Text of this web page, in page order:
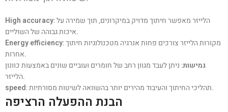
High accuracy: הלייזר מאפשר חיתוך מדויק במיקרונים, תוך שמירה על
איכות גבוהה של השוליים.
Energy efficiency: מקורות הלייזר צורכים פחות אנרגיה מטכנולוגיות חיתוך
אחרות.
גמישות: ניתן לעבד מגוון רחב של חומרים ועוביים שונים באמצעות כוונון
הלייזר.
speed
: תהליכי החיתוך והעיבוד מהירים יותר בהשוואה לשיטות מסורתיות.
הבנת ההפעלה הרציפה